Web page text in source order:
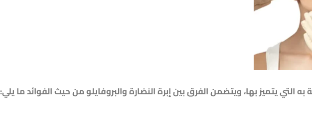
التي يتميز بها، ويتضمن الفرق بين إبرة النضارة والبروفايلو من حيث الفوائد ما يلي: